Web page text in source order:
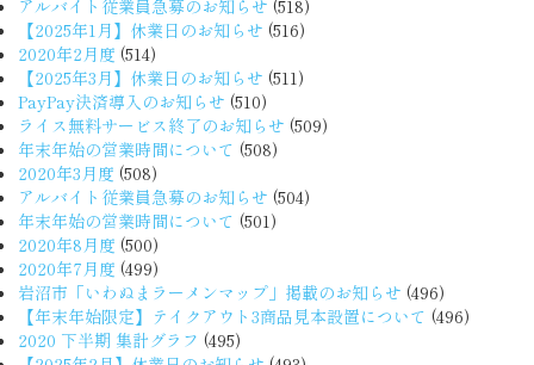
アルバイト従業員急募のお知らせ (518)
【2025年1月】休業日のお知らせ (516)
2020年2月度 (514)
【2025年3月】休業日のお知らせ (511)
PayPay決済導入のお知らせ (510)
ライス無料サービス終了のお知らせ (509)
年末年始の営業時間について (508)
2020年3月度 (508)
アルバイト従業員急募のお知らせ (504)
年末年始の営業時間について (501)
2020年8月度 (500)
2020年7月度 (499)
岩沼市「いわぬまラーメンマップ」掲載のお知らせ (496)
【年末年始限定】テイクアウト3商品見本設置について (496)
2020 下半期 集計グラフ (495)